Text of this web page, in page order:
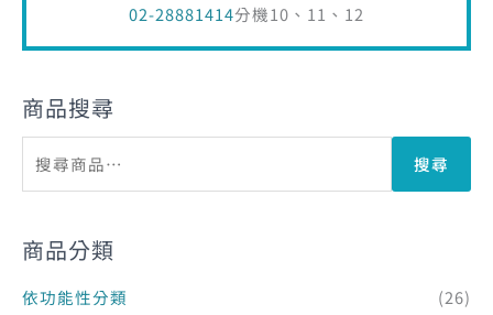
02-28881414分機10、11、12
商品搜尋
搜尋
商品分類
依功能性分類
(26)